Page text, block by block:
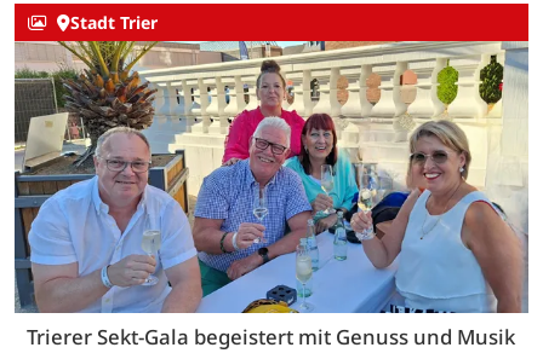
Stadt Trier
Trierer Sekt-Gala begeistert mit Genuss und Musik